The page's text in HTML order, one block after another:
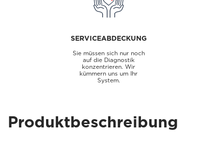
SERVICEABDECKUNG
Sie müssen sich nur noch
auf die Diagnostik
konzentrieren. Wir
kümmern uns um Ihr
System.
Produktbeschreibung